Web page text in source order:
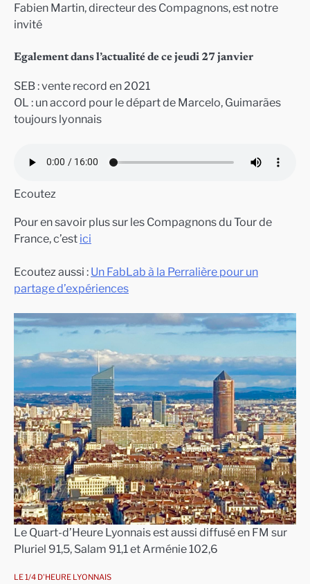
Fabien Martin, directeur des Compagnons, est notre
invité
Egalement dans l’actualité de ce jeudi 27 janvier
SEB : vente record en 2021
OL : un accord pour le départ de Marcelo, Guimarães
toujours lyonnais
Ecoutez
Pour en savoir plus sur les Compagnons du Tour de
France, c’est ici
Ecoutez aussi : Un FabLab à la Perralière pour un
partage d’expériences
Le Quart-d’Heure Lyonnais est aussi diffusé en FM sur
Pluriel 91,5, Salam 91,1 et Arménie 102,6
LE 1/4 D'HEURE LYONNAIS